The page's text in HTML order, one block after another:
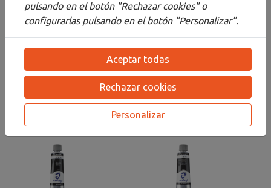
Adjuntos
Opiniones
¡Este producto no tiene descripción!
PRODUCTOSRELACIONADOS
pulsando en el botón "Rechazar cookies" o
configurarlas pulsando en el botón "Personalizar".
Aceptar todas
Rechazar cookies
Personalizar